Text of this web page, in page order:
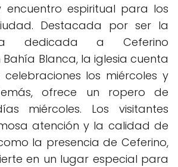
encuentro espiritual para los
Destacada por ser la
dedicada a Ceferino
Blanca, la iglesia cuenta
los miércoles y
ofrece un ropero de
miércoles. Los visitantes
atención y la calidad de
la presencia de Ceferino,
en un lugar especial para